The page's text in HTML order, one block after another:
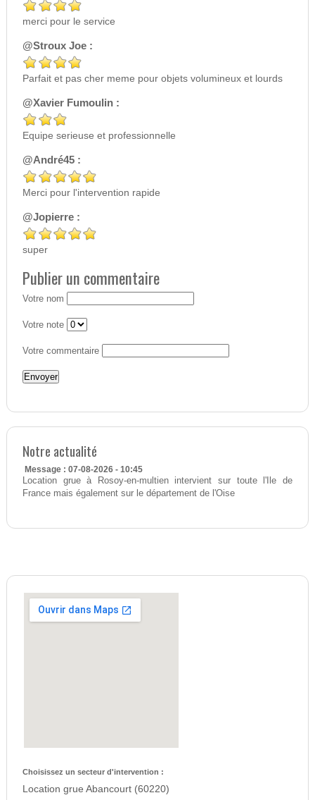
merci pour le service
@Stroux Joe :
Parfait et pas cher meme pour objets volumineux et lourds
@Xavier Fumoulin :
Equipe serieuse et professionnelle
@André45 :
Merci pour l'intervention rapide
@Jopierre :
super
Publier un commentaire
Votre nom
Votre note
Votre commentaire
Notre actualité
Message : 07-08-2026 - 10:45
Location grue à Rosoy-en-multien intervient sur toute l'Ile de
France mais également sur le département de l'Oise
Choisissez un secteur d'intervention :
Location grue Abancourt (60220)